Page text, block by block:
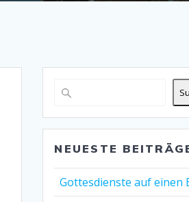
NEUESTE
Gottesdienste auf einen